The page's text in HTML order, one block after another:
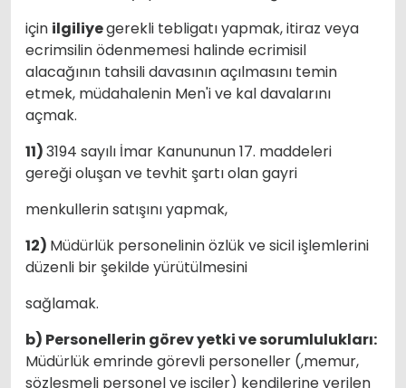
için ilgiliyegerekli tebligatı yapmak, itiraz veya
ecrimsilin ödenmemesi halinde ecrimisil
alacağının tahsili davasının açılmasını temin
etmek, müdahalenin Men'i ve kal davalarını
açmak.
11)3194 sayılı İmar Kanununun 17. maddeleri
gereği oluşan ve tevhit şartı olan gayri
menkullerin satışını yapmak,
12) Müdürlük personelinin özlük ve sicil işlemlerini
düzenli bir şekilde yürütülmesini
sağlamak.
b) Personellerin görev yetki ve sorumlulukları:
Müdürlük emrinde görevli personeller (,memur,
sözleşmeli personel ve işçiler) kendilerine verilen